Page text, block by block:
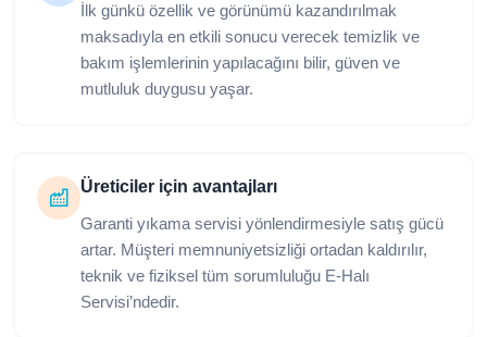
İlk günkü özellik ve görünümü kazandırılmak
maksadıyla en etkili sonucu verecek temizlik ve
bakım işlemlerinin yapılacağını bilir, güven ve
mutluluk duygusu yaşar.
Üreticiler için avantajları
Garanti yıkama servisi yönlendirmesiyle satış gücü
artar. Müşteri memnuniyetsizliği ortadan kaldırılır,
teknik ve fiziksel tüm sorumluluğu E-Halı
Servisi’ndedir.